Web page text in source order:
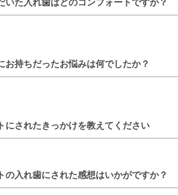
いた入れ歯はどのコンフォートですか？
お持ちだったお悩みは何でしたか？
にされたきっかけを教えてください
の入れ歯にされた感想はいかがですか？